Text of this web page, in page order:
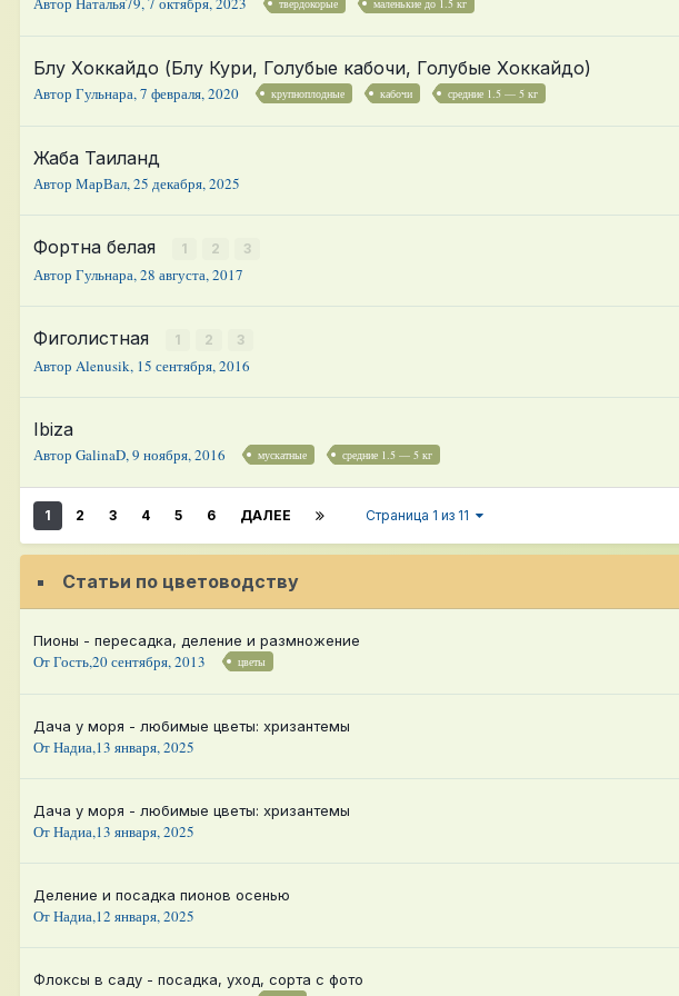
твердокорые маленькие до 1.5 кг
Блу Хоккайдо (Блу Кури, Голубые кабочи, Голубые Хоккайдо)
АвторГульнара,7 февраля, 2020 крупноплодные кабочи средние 1.5 — 5 кг
Жаба Таиланд
АвторМарВал,25 декабря, 2025
Фортна белая 1 2 3
АвторГульнара,28 августа, 2017
Фиголистная 1 2 3
АвторAlenusik, 15 сентября, 2016
Ibiza
АвторGalinaD,9 ноября, 2016 мускатные средние 1.5 — 5 кг
1 2 3 4 5 6 ДАЛЕЕ Страница 1 из 11
Статьи по цветоводству
Пионы - пересадка, деление и размножение
От Гость,20 сентября, 2013 цветы
Дача у моря - любимые цветы: хризантемы
ОтНадиа,13 января, 2025
Дача у моря - любимые цветы: хризантемы
ОтНадиа,13 января, 2025
Деление и посадка пионов осенью
ОтНадиа,12 января, 2025
Флоксы в саду - посадка, уход, сорта с фото